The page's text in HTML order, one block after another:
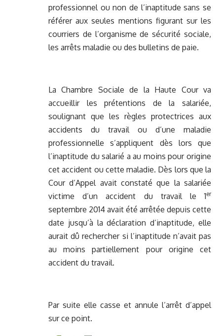
professionnel ou non de l’inaptitude sans se
référer aux seules mentions figurant sur les
courriers de l’organisme de sécurité sociale,
les arrêts maladie ou des bulletins de paie.
La Chambre Sociale de la Haute Cour va
accueillir les prétentions de la salariée,
soulignant que les règles protectrices aux
accidents du travail ou d’une maladie
professionnelle s’appliquent dès lors que
l’inaptitude du salarié a au moins pour origine
cet accident ou cette maladie. Dès lors que la
Cour d’Appel avait constaté que la salariée
victime d’un accident du travail le 1er
septembre 2014 avait été arrêtée depuis cette
date jusqu’à la déclaration d’inaptitude, elle
aurait dû rechercher si l’inaptitude n’avait pas
au moins partiellement pour origine cet
accident du travail.
Par suite elle casse et annule l’arrêt d’appel
sur ce point.